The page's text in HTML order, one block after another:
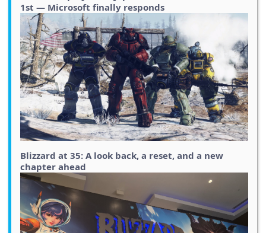
1st — Microsoft finally responds
Blizzard at 35: A look back, a reset, and a new
chapter ahead